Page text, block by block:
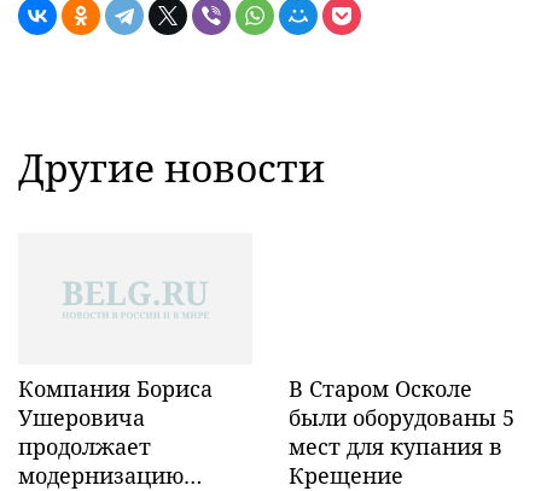
Другие новости
Компания Бориса
Ушеровича
продолжает
модернизацию
В Старом Осколе
были оборудованы 5
мест для купания в
Крещение